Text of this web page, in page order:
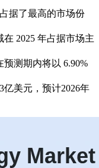
据了最高的市场份
2025 年占据市场主
测期内将以 6.90%
亿美元，预计2026年